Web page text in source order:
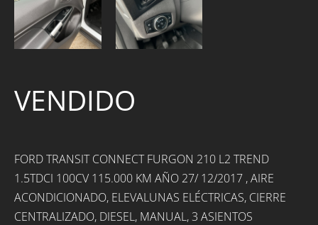
VENDIDO
FORD TRANSIT CONNECT FURGON 210 L2 TREND
1.5TDCI 100CV 115.000 KM AÑO 27/ 12/2017 , AIRE
ACONDICIONADO, ELEVALUNAS ELÉCTRICAS, CIERRE
CENTRALIZADO, DIESEL, MANUAL, 3 ASIENTOS